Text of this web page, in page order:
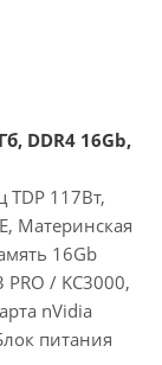
DDR4 16Gb,
TDP 117Вт,
Материнская
16Gb
/ KC3000,
nVidia
питания